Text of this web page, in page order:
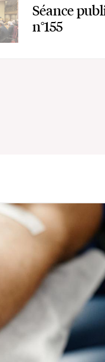
Séance
n°155